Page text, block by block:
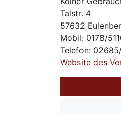
Talstr. 4
57632
Mobil: 0178/
Telefon:
Website des